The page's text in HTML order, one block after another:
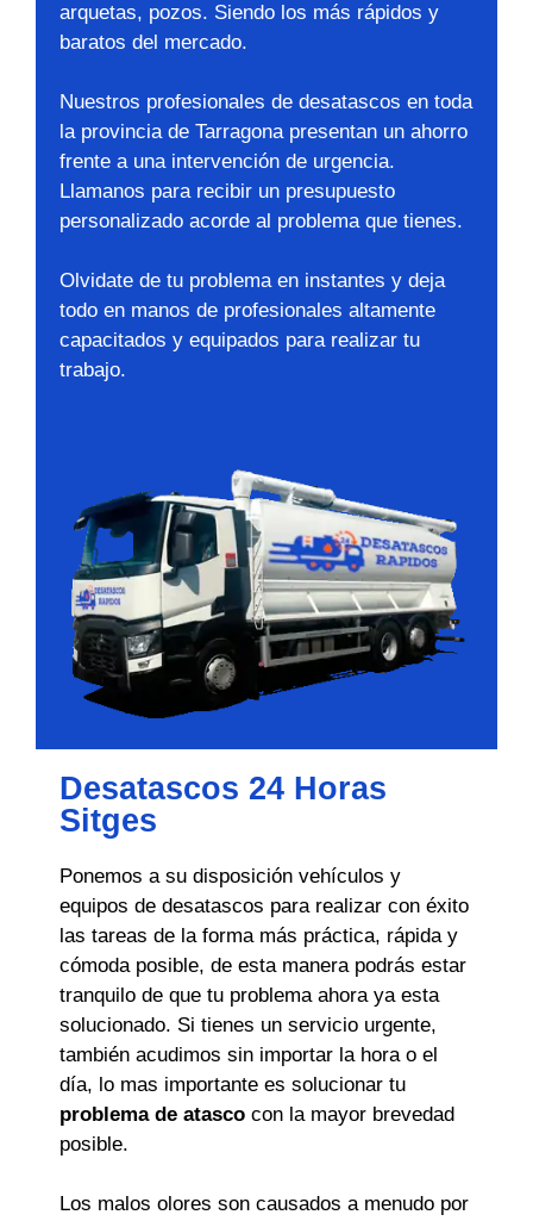
arquetas, pozos. Siendo los más rápidos y
baratos del mercado.
Nuestros profesionales de desatascos en toda
la provincia de Tarragona presentan un ahorro
frente a una intervención de urgencia.
Llamanos para recibir un presupuesto
personalizado acorde al problema que tienes.
Olvidate de tu problema en instantes y deja
todo en manos de profesionales altamente
capacitados y equipados para realizar tu
trabajo.
Desatascos 24 Horas
Sitges
Ponemos a su disposición vehículos y
equipos de desatascos para realizar con éxito
las tareas de la forma más práctica, rápida y
cómoda posible, de esta manera podrás estar
tranquilo de que tu problema ahora ya esta
solucionado. Si tienes un servicio urgente,
también acudimos sin importar la hora o el
día, lo mas importante es solucionar tu
problema de atasco con la mayor brevedad
posible.
Los malos olores son causados a menudo por